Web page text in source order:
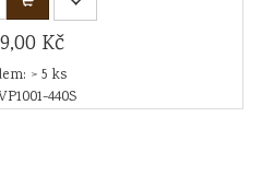
Kč
> 5 ks
440S